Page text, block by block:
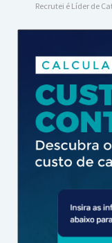
Recrutei é Líder de